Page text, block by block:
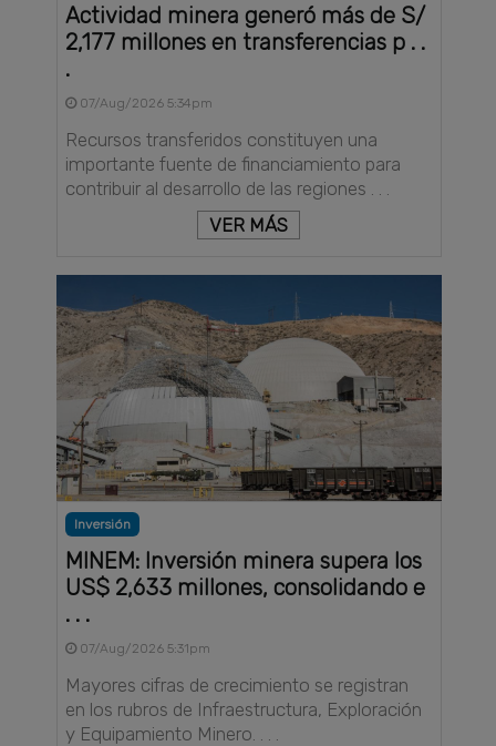
Actividad minera generó más de S/
2,177 millones en transferencias p . .
.
07/Aug/2026 5:34pm
Recursos transferidos constituyen una
importante fuente de financiamiento para
contribuir al desarrollo de las regiones . . .
VER MÁS
Inversión
MINEM: Inversión minera supera los
US$ 2,633 millones, consolidando e
. . .
07/Aug/2026 5:31pm
Mayores cifras de crecimiento se registran
en los rubros de Infraestructura, Exploración
y Equipamiento Minero. . . .